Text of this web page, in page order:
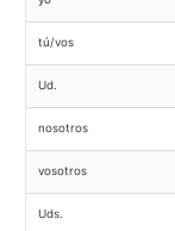
tú/vos
Ud.
nosotros
vosotros
Uds.